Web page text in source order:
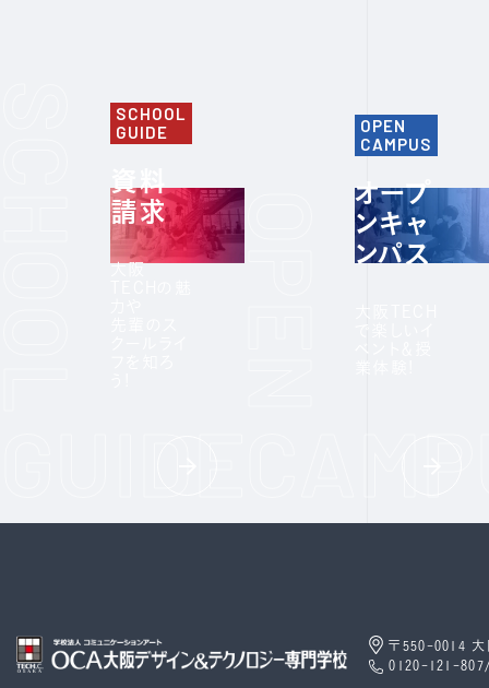
SCHOOL
GUIDE
資料
請求
大阪
OPEN
CAMPUS
オープ
ンキャ
ンパス
で楽しいイ
ベント＆授
業体験!
〒550-0014 大
0120-121-